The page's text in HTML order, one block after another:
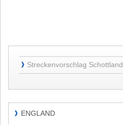
Streckenvorschlag
Schottland
❱ Streckenvorschlag Schottland
❱ ENGLAND